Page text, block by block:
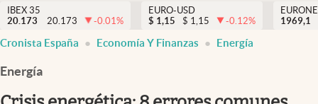
USA
Criptomonedas
España
NOTICIAS
FINANZAS
EURO
IBEX 35
20.173
20.173 -0.01%
EURO-USD
$ 1,15 $ 1,15 -0.12%
1969,1
Cronista España Economía Y Finanzas Energía
Energía